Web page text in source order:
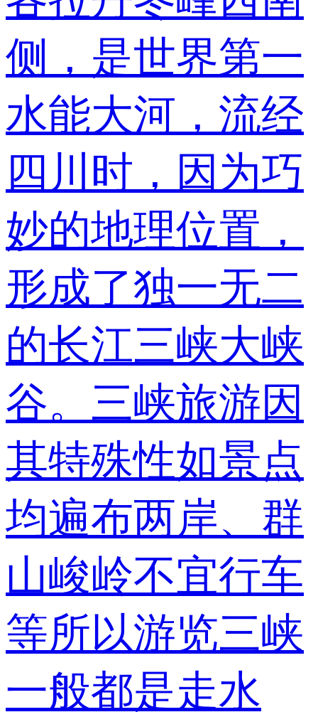
侧，是世界第一
水能大河，流经
四川时，因为巧
妙的地理位置，
形成了独一无二
的长江三峡大峡
谷。三峡旅游因
其特殊性如景点
均遍布两岸、群
山峻岭不宜行车
等所以游览三峡
一般都是走水